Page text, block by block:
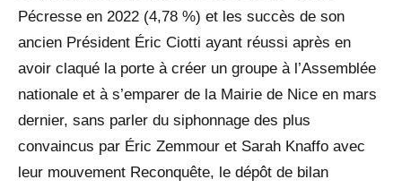
Pécresse en 2022 (4,78 %) et les succès de son
ancien Président Éric Ciotti ayant réussi après en
avoir claqué la porte à créer un groupe à l’Assemblée
nationale et à s’emparer de la Mairie de Nice en mars
dernier, sans parler du siphonnage des plus
convaincus par Éric Zemmour et Sarah Knaffo avec
leur mouvement Reconquête, le dépôt de bilan